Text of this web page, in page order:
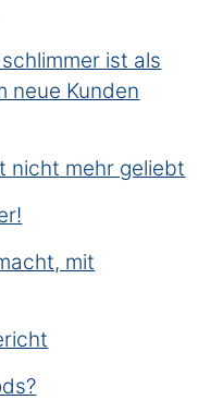
ist als
neue Kunden
nicht mehr geliebt
mit